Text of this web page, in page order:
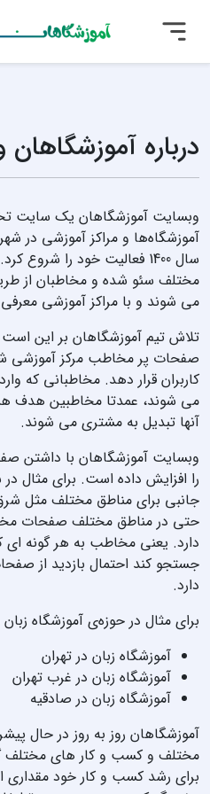
درباره
وبسایت آموزشگاهان یک سایت
آموزشگاه‌ها و مراکز آموزشی در
سال 1400 فعالیت خود را
مختلف سئو شده و مخاطبان از
می شوند و با مراکز آموزشی
تلاش تیم آموزشگاهان بر این است
صفحات پر مخاطب مرکز آموزشی
کاربران قرار دهد. مخاطبانی که
می شوند، عمدتا مخاطبین هدف
آنها تبدیل به مشتری می شوند.
وبسایت آموزشگاهان با داشتن
را افزایش داده است. برای مثال
جانبی برای مناطق مختلف مثل
حتی در مناطق مختلف صفحات
دارد. یعنی مخاطب به هر گونه ای
جستجو کند احتمال بازدید از
دارد.
برای مثال در حوزه‌ی آموزشگاه
آموزشگاه زبان در تهران
آموزشگاه زبان در غرب تهران
آموزشگاه زبان در صادقیه
آموزشگاهان روز به روز در حال
مختلف و کسب و کار های مختلف
برای رشد کسب و کار خود مقداری